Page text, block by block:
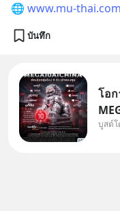
🌐 www.mu-thai.com
บันทึก
โอ
ใหม่
บูสต์